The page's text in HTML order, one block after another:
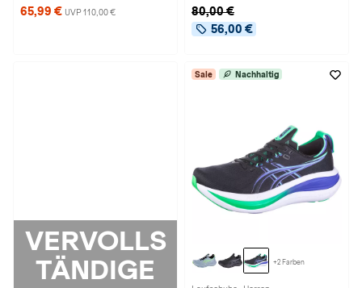
65,99 € UVP 110,00 €
80,00 €
56,00 €
VERVOLLS
TÄNDIGE
Sale Nachhaltig
+2 Farben